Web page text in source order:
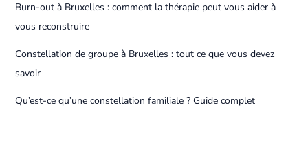
Burn-out à Bruxelles : comment la thérapie peut vous aider à
vous reconstruire
Constellation de groupe à Bruxelles : tout ce que vous devez
savoir
Qu’est-ce qu’une constellation familiale ? Guide complet